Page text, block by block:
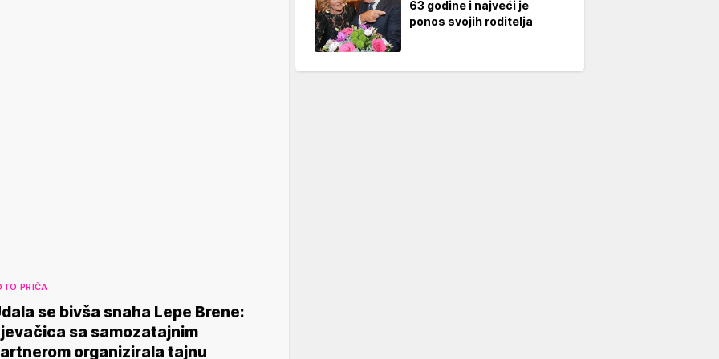
PRIČA
se bivša snaha Lepe Brene:
sa samozatajnim
organizirala tajnu
63 godine i najveći je
ponos svojih roditelja